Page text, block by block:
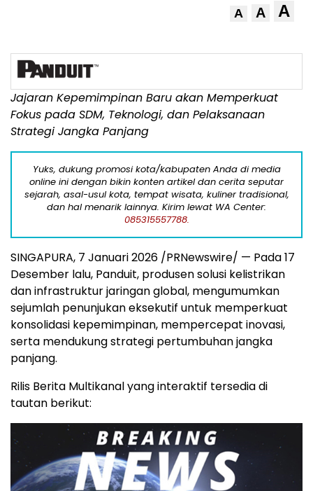
A A A
Jajaran Kepemimpinan Baru akan Memperkuat
Fokus pada SDM, Teknologi, dan Pelaksanaan
Strategi Jangka Panjang
Yuks, dukung promosi kota/kabupaten Anda di media
online ini dengan bikin konten artikel dan cerita seputar
sejarah, asal-usul kota, tempat wisata, kuliner tradisional,
dan hal menarik lainnya. Kirim lewat WA Center:
085315557788.
SINGAPURA, 7 Januari 2026 /PRNewswire/ — Pada 17
Desember lalu, Panduit, produsen solusi kelistrikan
dan infrastruktur jaringan global, mengumumkan
sejumlah penunjukan eksekutif untuk memperkuat
konsolidasi kepemimpinan, mempercepat inovasi,
serta mendukung strategi pertumbuhan jangka
panjang.
Rilis Berita Multikanal yang interaktif tersedia di
tautan berikut: